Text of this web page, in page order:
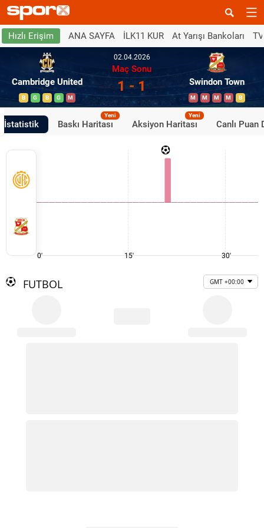
Hızlı Erişim ANA SAYFA İLK11 KUR At Yarışı Bankoları
Cambridge United
B G B G M
02.04.2026
Maç Sonu
1 - 1 Swindon Town
M M M M B
İstatistik Baskı Haritası
Yeni
Aksiyon Haritası
Yeni
Canlı Puan
0' 15' 30'
FUTBOL GMT +00:00